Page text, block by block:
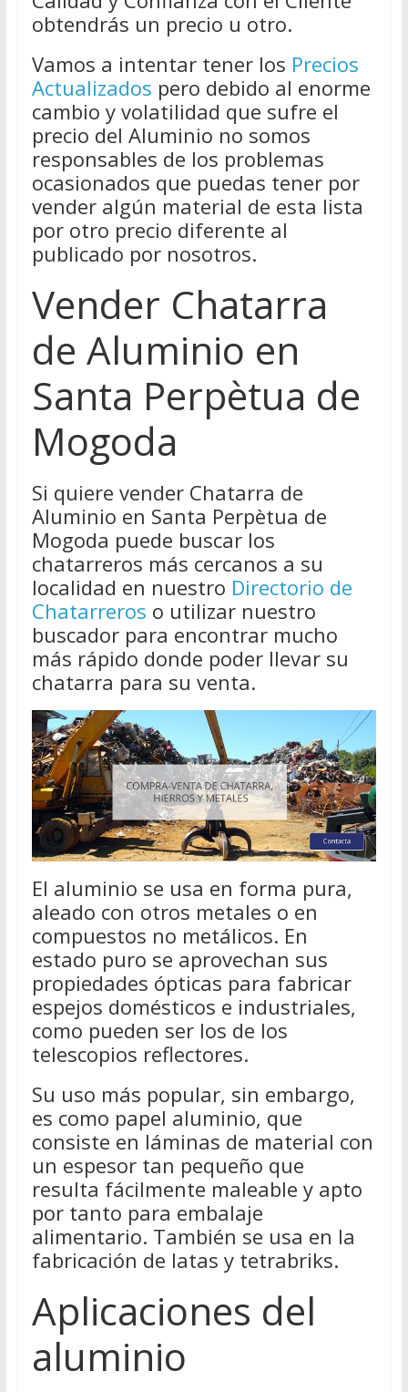
obtendrás un precio u otro.
Vamos a intentar tener los Precios
Actualizados pero debido al enorme
cambio y volatilidad que sufre el
precio del Aluminio no somos
responsables de los problemas
ocasionados que puedas tener por
vender algún material de esta lista
por otro precio diferente al
publicado por nosotros.
Vender Chatarra
de Aluminio en
Santa Perpètua de
Mogoda
Si quiere vender Chatarra de
Aluminio en Santa Perpètua de
Mogoda puede buscar los
chatarreros más cercanos a su
localidad en nuestro Directorio de
Chatarreros o utilizar nuestro
buscador para encontrar mucho
más rápido donde poder llevar su
chatarra para su venta.
El aluminio se usa en forma pura,
aleado con otros metales o en
compuestos no metálicos. En
estado puro se aprovechan sus
propiedades ópticas para fabricar
espejos domésticos e industriales,
como pueden ser los de los
telescopios reflectores.
Su uso más popular, sin embargo,
es como papel aluminio, que
consiste en láminas de material con
un espesor tan pequeño que
resulta fácilmente maleable y apto
por tanto para embalaje
alimentario. También se usa en la
fabricación de latas y tetrabriks.
Aplicaciones del
aluminio